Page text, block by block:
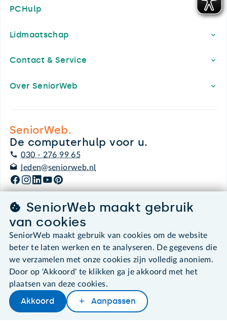
Later lezenDelenWoordenboek
PCHulp
Lidmaatschap
Contact & Service
Over SeniorWeb
SeniorWeb.
De computerhulp voor u.
030 - 276 99 65
leden@seniorweb.nl
©2026 SeniorWeb
Algemene voorwaarden
Cookies en cookie-instellingen
Disclaimer
Privacybeleid
About SeniorWeb
SeniorWeb maakt gebruik
van cookies
SeniorWeb maakt gebruik van cookies om de website
beter te laten werken en te analyseren. De gegevens die
we verzamelen met onze cookies zijn volledig anoniem.
Door op 'Akkoord' te klikken ga je akkoord met het
plaatsen van deze cookies.
Akkoord Aanpassen